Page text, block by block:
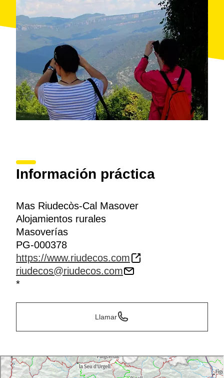
Información práctica
Mas Riudecòs-Cal Masover
Alojamientos rurales
Masoverías
PG-000378
https://www.riudecos.com
riudecos@riudecos.com
*
Llamar